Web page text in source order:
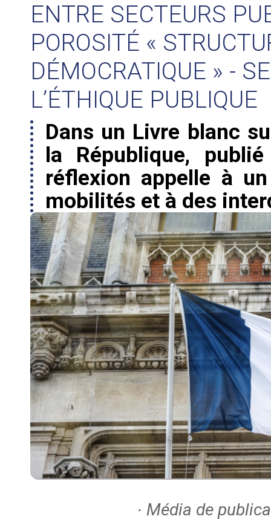
ENTRE SECTEURS
POROSITÉ «
DÉMOCRATIQUE » -
L’ÉTHIQUE PUBLIQUE
Dans un Livre blanc
la République,
réflexion appelle à
mobilités et à des
∙ Média de